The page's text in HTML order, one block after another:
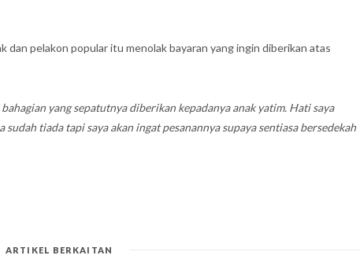
dan pelakon popular itu menolak bayaran yang ingin diberikan atas
yang sepatutnya diberikan kepadanya anak yatim. Hati saya
tiada tapi saya akan ingat pesanannya supaya sentiasa bersedekah
ARTIKEL BERKAITAN